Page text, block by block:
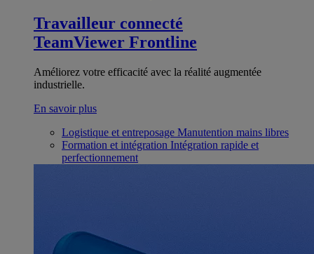
Travailleur connecté
TeamViewer Frontline
Améliorez votre efficacité avec la réalité augmentée
industrielle.
En savoir plus
Logistique et entreposage Manutention mains libres
Formation et intégration Intégration rapide et
perfectionnement